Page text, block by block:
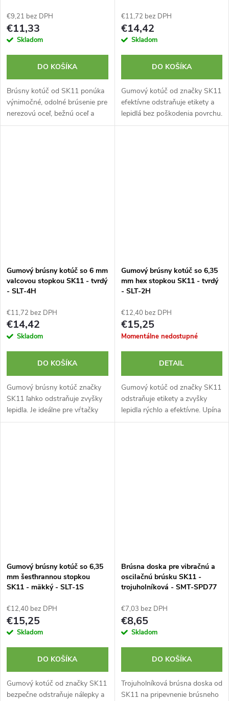
€9,21 bez DPH
€11,33
Skladom
DO KOŠÍKA
Brúsny kotúč od SK11 ponúka
výnimočné, odolné brúsenie pre
nerezovú oceľ, bežnú oceľ a
liatinu. Rozmery sú 150 x 6 x
€11,72 bez DPH
€14,42
Skladom
DO KOŠÍKA
Gumový kotúč od značky SK11
efektívne odstraňuje etikety a
lepidlá bez poškodenia povrchu.
Disponuje valcovou stopkou s
Gumový brúsny kotúč so 6 mm
valcovou stopkou SK11 - tvrdý
- SLT-4H
€11,72 bez DPH
€14,42
Skladom
DO KOŠÍKA
Gumový brúsny kotúč značky
SK11 ľahko odstraňuje zvyšky
lepidla. Je ideálne pre vŕtačky
vďaka 6 mm valcovej stopke.
Gumový brúsny kotúč so 6,35
mm hex stopkou SK11 - tvrdý
- SLT-2H
€12,40 bez DPH
€15,25
Momentálne nedostupné
DETAIL
Gumový kotúč od značky SK11
odstraňuje etikety a zvyšky
lepidla rýchlo a efektívne. Upína
sa pomocou šesťhrannej
Gumový brúsny kotúč so 6,35
mm šesťhrannou stopkou
SK11 - mäkký - SLT-1S
€12,40 bez DPH
€15,25
Skladom
DO KOŠÍKA
Gumový kotúč od značky SK11
bezpečne odstraňuje nálepky a
Brúsna doska pre vibračnú a
oscilačnú brúsku SK11 -
trojuholníková - SMT-SPD77
€7,03 bez DPH
€8,65
Skladom
DO KOŠÍKA
Trojuholníková brúsna doska od
SK11 na pripevnenie brúsneho